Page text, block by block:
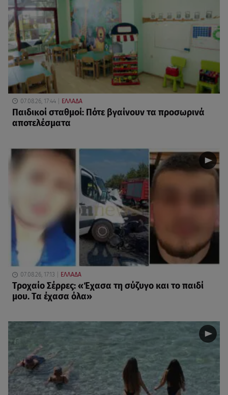
07.08.26, 17:44 ΕΛΛΑΔΑ
Παιδικοί σταθμοί: Πότε βγαίνουν τα προσωρινά
αποτελέσματα
07.08.26, 17:13 ΕΛΛΑΔΑ
Τροχαίο Σέρρες: «Έχασα τη σύζυγο και το παιδί
μου. Τα έχασα όλα»